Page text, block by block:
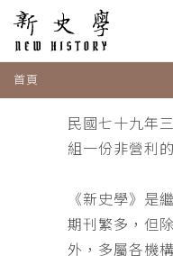
首頁
民國七十九年
組一份非營利
《新史學》是
期刊繁多，但
外，多屬各機